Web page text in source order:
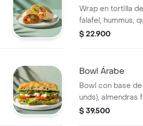
Wrap en tortilla
falafel, hummus,
feta, espinaca,
$ 22.900
Bowl Árabe
Bowl con base
unds), almendras
pepino, hummus y
$ 39.500